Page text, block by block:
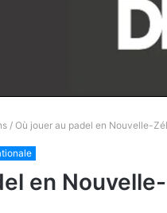
/ Où jouer au padel en Nouvelle-
en